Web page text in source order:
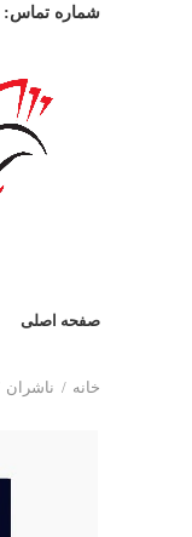
شماره تماس:
صفحه اصلی
خانه ناشران